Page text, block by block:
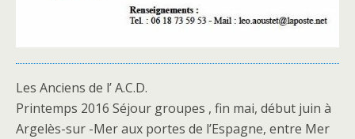
Les Anciens de l’ A.C.D.
Printemps 2016 Séjour groupes , fin mai, début juin à
Argelès-sur -Mer aux portes de l’Espagne, entre Mer